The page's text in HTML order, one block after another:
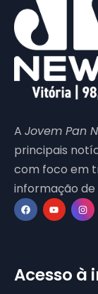
A Jovem Pan
principais
com foco em
informação de
Acesso à